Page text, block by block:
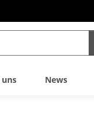
News